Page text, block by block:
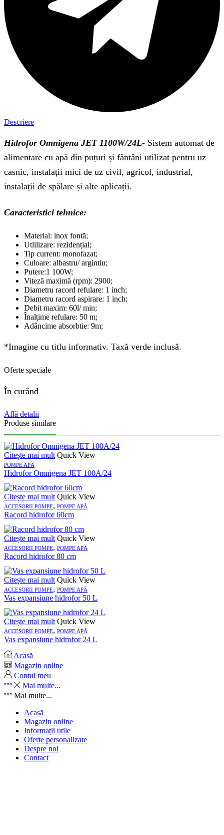
Descriere
Hidrofor Omnigena JET 1100W/24L- Sistem automat de
alimentare cu apă din puțuri și fântâni utilizat pentru uz
casnic, instalații mici de uz civil, agricol, industrial,
instalații de spălare și alte aplicații.
Caracteristici tehnice:
Material: inox fontă;
Utlilizare: rezidențial;
Tip current: monofazat;
Culoare: albastru/ argintiu;
Putere:1 100W;
Viteză maximă (rpm): 2900;
Diametru racord refulare: 1 inch;
Diametru racord aspirare: 1 inch;
Debit maxim: 60l/ min;
Înalțime refulare: 50 m;
Adâncime absorbtie: 9m;
*Imagine cu titlu informativ. Taxă verde inclusă.
Oferte speciale
În curând
Află detalii
Produse similare
Citește mai mult Quick View
POMPE APĂ
Hidrofor Omnigena JET 100A/24
Citește mai mult Quick View
ACCESORII POMPE, POMPE APĂ
Racord hidrofor 60cm
Citește mai mult Quick View
ACCESORII POMPE, POMPE APĂ
Racord hidrofor 80 cm
Citește mai mult Quick View
ACCESORII POMPE, POMPE APĂ
Vas expansiune hidrofor 50 L
Citește mai mult Quick View
ACCESORII POMPE, POMPE APĂ
Vas expansiune hidrofor 24 L
Acasă
Magazin online
Contul meu
Mai multe...
Mai multe...
Acasă
Magazin online
Informații utile
Oferte personalizate
Despre noi
Contact